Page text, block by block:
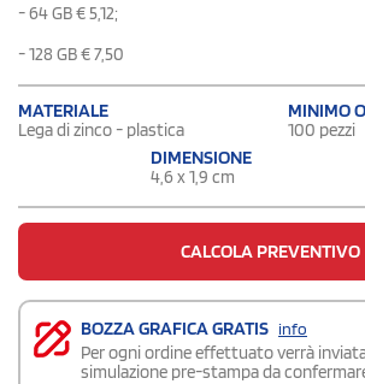
- 64 GB € 5,12;
- 128 GB € 7,50
MATERIALE
Lega di zinco - plastica
MINIMO
100 pezzi
DIMENSIONE
4,6 x 1,9 cm
CALCOLA PREVENTIVO
BOZZA GRAFICA GRATIS info
Per ogni ordine effettuato verrà
simulazione pre-stampa da